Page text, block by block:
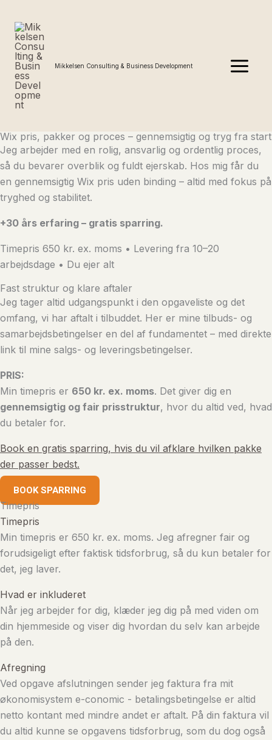
indholdet
Mikkelsen Consulting & Business Development
Wix pris, pakker og proces – gennemsigtig og tryg fra start
Jeg arbejder med en rolig, ansvarlig og ordentlig proces,
så du bevarer overblik og fuldt ejerskab. Hos mig får du
en gennemsigtig Wix pris uden binding – altid med fokus på
tryghed og stabilitet.
+30 års erfaring – gratis sparring.
Timepris 650 kr. ex. moms • Levering fra 10–20
arbejdsdage • Du ejer alt
Fast struktur og klare aftaler
Jeg tager altid udgangspunkt i den opgaveliste og det
omfang, vi har aftalt i tilbuddet. Her er mine tilbuds- og
samarbejdsbetingelser en del af fundamentet – med direkte
link til mine salgs- og leveringsbetingelser.
PRIS:
Min timepris er 650 kr. ex. moms. Det giver dig en
gennemsigtig og fair prisstruktur, hvor du altid ved, hvad
du betaler for.
Book en gratis sparring, hvis du vil afklare hvilken pakke
der passer bedst.
BOOK SPARRING
Timepris
Timepris
Min timepris er 650 kr. ex. moms. Jeg afregner fair og
forudsigeligt efter faktisk tidsforbrug, så du kun betaler for
det, jeg laver.
Hvad er inkluderet
Når jeg arbejder for dig, klæder jeg dig på med viden om
din hjemmeside og viser dig hvordan du selv kan arbejde
på den.
Afregning
Ved opgave afslutningen sender jeg faktura fra mit
økonomisystem e-conomic - betalingsbetingelse er altid
netto kontant med mindre andet er aftalt. På din faktura vil
du altid kunne se opgavens tidsforbrug, som du dog også